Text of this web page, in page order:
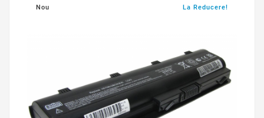
Nou La Reducere!